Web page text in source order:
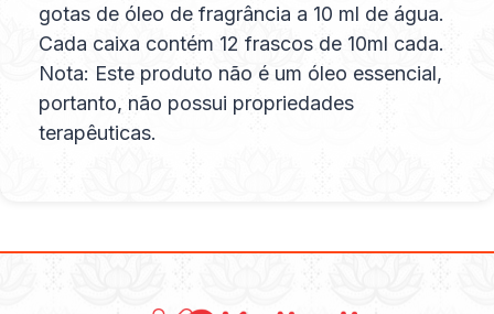
gotas de óleo de fragrância a 10 ml de água.
Cada caixa contém 12 frascos de 10ml cada.
Nota: Este produto não é um óleo essencial,
portanto, não possui propriedades
terapêuticas.